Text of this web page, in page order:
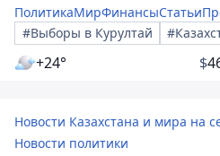
ПолитикаМирФинансыСтатьи
#Выборы в Курултай
+24° $
Новости Казахстана и мира на
Новости политики